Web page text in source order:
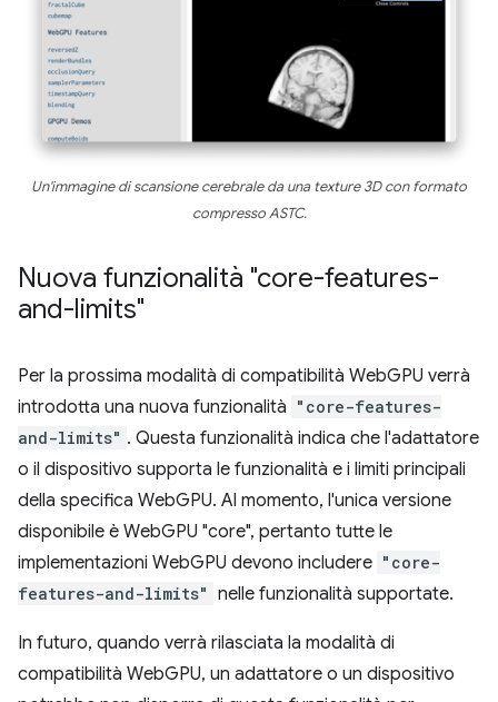
Un'immagine di scansione cerebrale da una texture 3D con formato
compresso ASTC.
Nuova funzionalità "core-features-
and-limits"
Per la prossima modalità di compatibilità WebGPU verrà
introdotta una nuova funzionalità "core-features-
and-limits" . Questa funzionalità indica che l'adattatore
o il dispositivo supporta le funzionalità e i limiti principali
della specifica WebGPU. Al momento, l'unica versione
disponibile è WebGPU "core", pertanto tutte le
implementazioni WebGPU devono includere "core-
features-and-limits" nelle funzionalità supportate.
In futuro, quando verrà rilasciata la modalità di
compatibilità WebGPU, un adattatore o un dispositivo